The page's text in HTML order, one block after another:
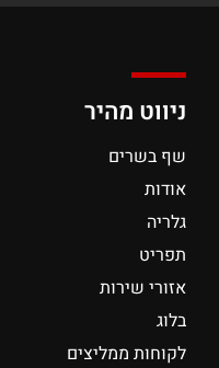
ניווט מהיר
שף בשרים
אודות
גלריה
תפריט
אזורי שירות
בלוג
לקוחות ממליצים